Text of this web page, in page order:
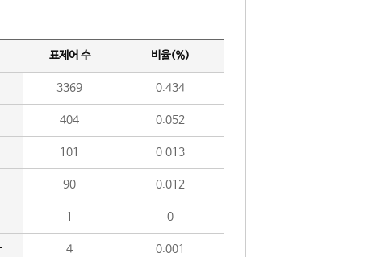
표제어 수 비율(%)
3369 0.434
404 0.052
101 0.013
90 0.012
1 0
4 0.001